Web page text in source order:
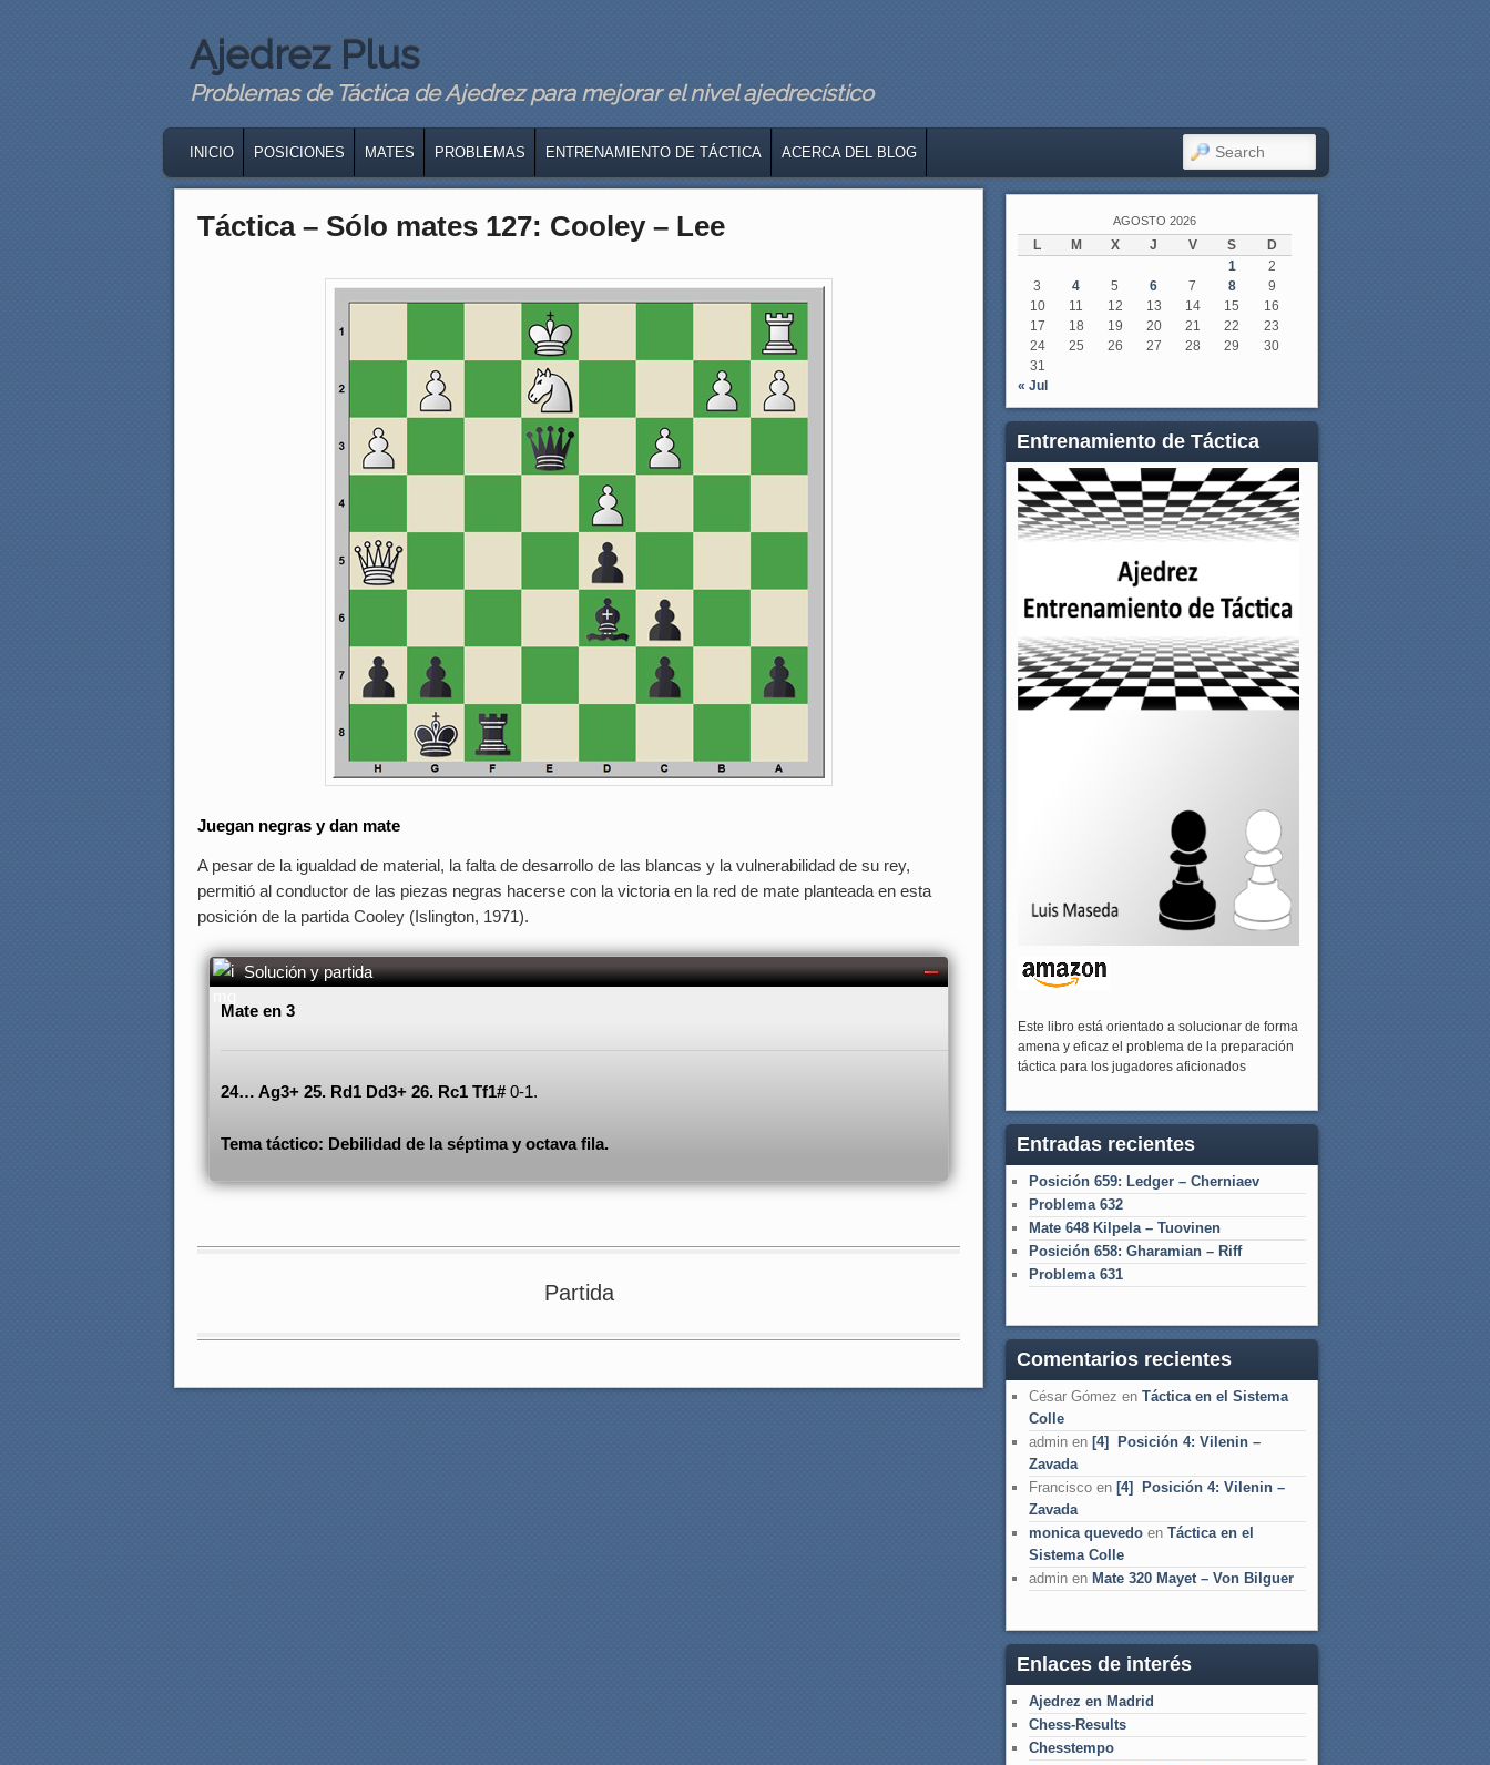
Ajedrez Plus
Problemas de Táctica de Ajedrez para mejorar el nivel ajedrecístico
SKIP TO PRIMARY CONTENT
SKIP TO SECONDARY CONTENT
INICIO POSICIONES MATES PROBLEMAS ENTRENAMIENTO DE TÁCTICA ACERCA DEL BLOG SEARCH
Táctica – Sólo mates 127: Cooley – Lee
Juegan negras y dan mate
A pesar de la igualdad de material, la falta de desarrollo de las blancas y la vulnerabilidad de su rey,
permitió al conductor de las piezas negras hacerse con la victoria en la red de mate planteada en esta
posición de la partida Cooley (Islington, 1971).
Solución y partida
Mate en 3
24… Ag3+ 25. Rd1 Dd3+ 26. Rc1 Tf1# 0-1.
Tema táctico: Debilidad de la séptima y octava fila.
Partida
AGOSTO 2026
L M X J V S
D
1
2
3
4 5 6 7 8
9
10
11 12 13 14 15
16
17
18 19 20 21 22
23
24
25 26 27 28 29
30
31
« Jul
Entrenamiento de Táctica
Este libro está orientado a solucionar de forma
amena y eficaz el problema de la preparación
táctica para los jugadores aficionados
Entradas recientes
Posición 659: Ledger – Cherniaev
Problema 632
Mate 648 Kilpela – Tuovinen
Posición 658: Gharamian – Riff
Problema 631
Comentarios recientes
César Gómez en Táctica en el Sistema
Colle
admin en [4] Posición 4: Vilenin –
Zavada
Francisco en [4] Posición 4: Vilenin –
Zavada
monica quevedo en Táctica en el
Sistema Colle
admin en Mate 320 Mayet – Von Bilguer
Enlaces de interés
Ajedrez en Madrid
Chess-Results
Chesstempo